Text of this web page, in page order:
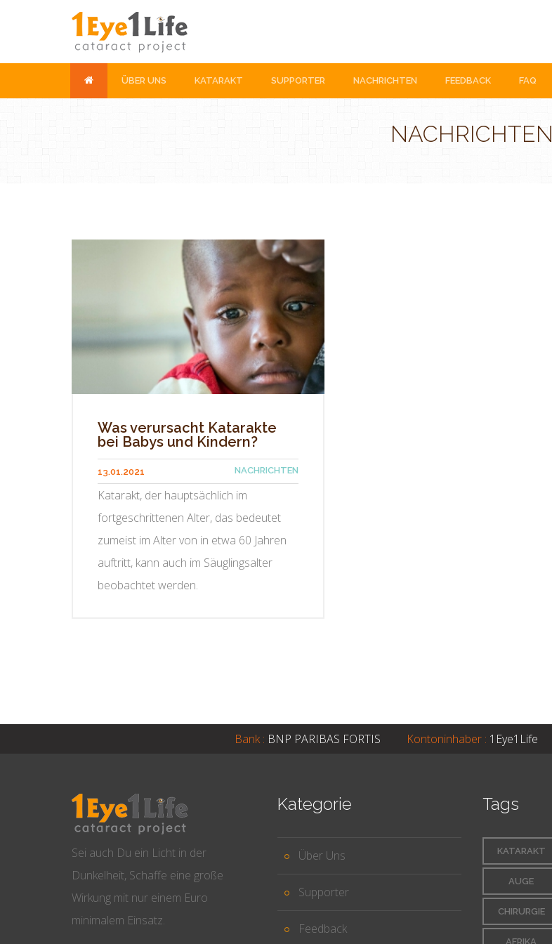
ÜBER UNS KATARAKT SUPPORTER NACHRICHTEN FEEDBACK FAQ
NACHRICHTEN
Was verursacht Katarakte
bei Babys und Kindern?
13.01.2021 NACHRICHTEN
Katarakt, der hauptsächlich im
fortgeschrittenen Alter, das bedeutet
zumeist im Alter von in etwa 60 Jahren
auftritt, kann auch im Säuglingsalter
beobachtet werden.
Bank : BNP PARIBAS FORTIS Kontoninhaber : 1Eye1Life
Sei auch Du ein Licht in der
Dunkelheit, Schaffe eine große
Wirkung mit nur einem Euro
minimalem Einsatz.
Kategorie
Über Uns
Supporter
Feedback
Tags
KATARAKT
AUGE
CHIRURGIE
AFRIKA